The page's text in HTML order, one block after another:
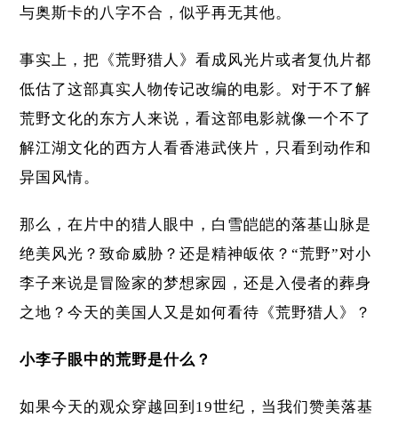
与奥斯卡的八字不合，似乎再无其他。
事实上，把《荒野猎人》看成风光片或者复仇片都
低估了这部真实人物传记改编的电影。对于不了解
荒野文化的东方人来说，看这部电影就像一个不了
解江湖文化的西方人看香港武侠片，只看到动作和
异国风情。
那么，在片中的猎人眼中，白雪皑皑的落基山脉是
绝美风光？致命威胁？还是精神皈依？“荒野”对小
李子来说是冒险家的梦想家园，还是入侵者的葬身
之地？今天的美国人又是如何看待《荒野猎人》？
小李子眼中的荒野是什么？
如果今天的观众穿越回到19世纪，当我们赞美落基